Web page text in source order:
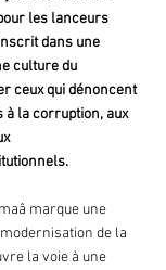
les lanceurs
dans une
culture du
ceux qui dénoncent
à la corruption, aux
marque une
de la
la voie à une